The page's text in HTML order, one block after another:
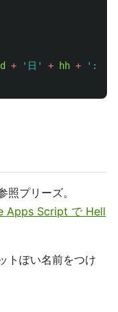
d + ' 日 ' + hh + ' :
プリーズ。
Apps Script で Hell
トぽい名前をつけ